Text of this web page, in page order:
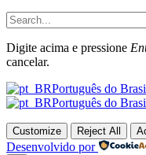
Digite acima e pressione
cancelar.
Português do
Português do
Customize Reject All
Desenvolvido por